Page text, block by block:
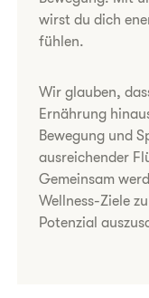
wirst du dich
fühlen.
Wir glauben,
Ernährung
Bewegung und
ausreichender
Gemeinsam
Wellness-Ziele
Potenzial